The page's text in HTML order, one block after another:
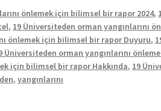
önlemek için bilimsel bir rapor 2024,
, 19 Üniversiteden orman yangınlarını
önlemek için bilimsel bir rapor Duyuru,
Üniversiteden orman yangınlarını
için bilimsel bir rapor Hakkında, 19
,yangınlarını